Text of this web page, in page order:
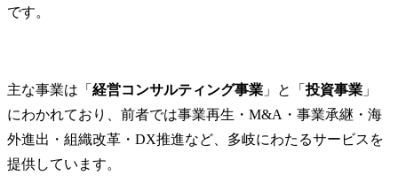
です。
主な事業は「 経営コンサルティング事業 」と「投資事業 」
にわかれており、前者では事業再生・M&A・事業承継・海
外進出・組織改革・DX推進など、多岐にわたるサービスを
提供しています。